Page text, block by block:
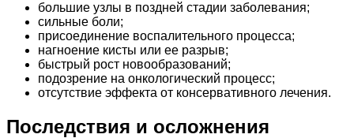
большие узлы в поздней стадии заболевания;
сильные боли;
присоединение воспалительного процесса;
нагноение кисты или ее разрыв;
быстрый рост новообразований;
подозрение на онкологический процесс;
отсутствие эффекта от консервативного лечения.
Последствия и осложнения